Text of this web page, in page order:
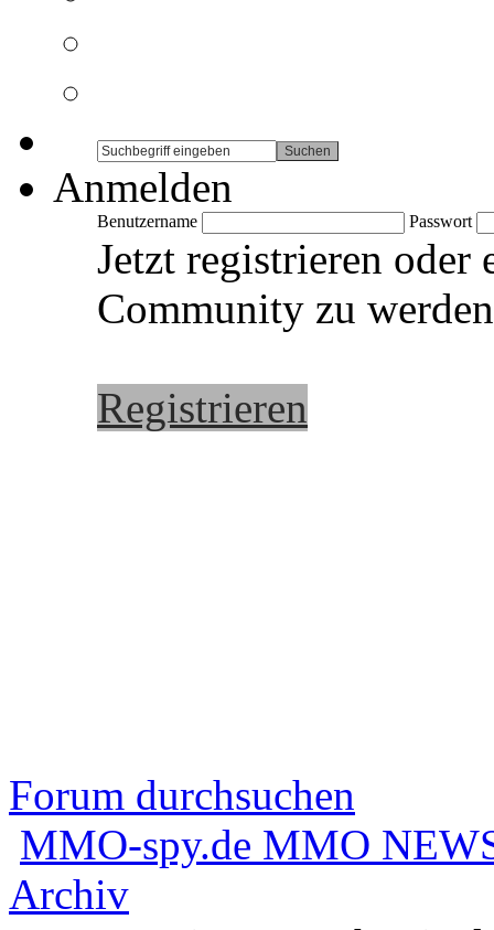
Anmelden
Benutzername Passwort
Jetzt registrieren
Community zu
Registrieren
Forum durchsuchen
MMO-spy.de MMO
Archiv